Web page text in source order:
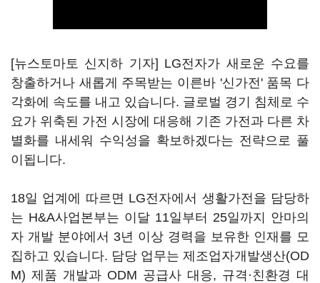
[뉴스토마토 신지하 기자] LG전자가 새로운 수요를
창출하거나 새롭게 주목받는 이른바 '신가전' 품목 다
각화에 속도를 내고 있습니다. 글로벌 경기 침체로 수
요가 위축된 가전 시장에 대응해 기존 가전과 다른 차
별화를 내세워 수익성을 확보하겠다는 전략으로 풀
이됩니다.
18일 업계에 따르면 LG전자에서 생활가전을 담당하
는 H&A사업본부는 이달 11일부터 25일까지 안마의
자 개발 분야에서 3년 이상 경력을 보유한 인재를 모
집하고 있습니다. 담당 업무는 제조업자개발생산(OD
M) 제품 개발과 ODM 공급사 대응, 규격·친환경 대